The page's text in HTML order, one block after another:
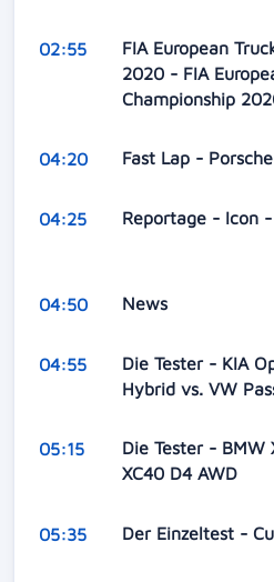
02:55
FIA European
2020 - FIA
Championship
04:20 Fast Lap -
04:25 Reportage - Icon
04:50 News
04:55
Die Tester - KIA
Hybrid vs. VW
05:15
Die Tester - BMW
XC40 D4 AWD
05:35 Der Einzeltest -